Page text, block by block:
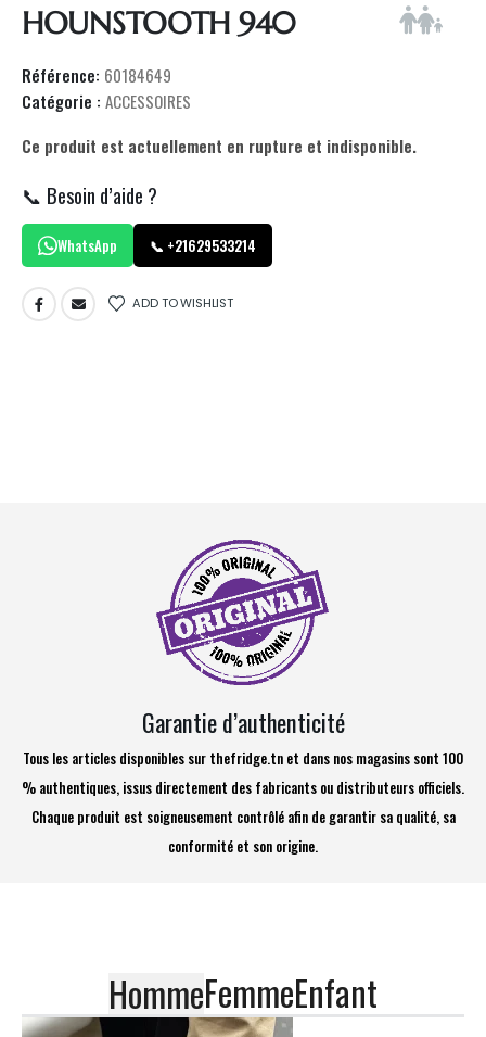
HOUNSTOOTH 940
Référence: 60184649
Catégorie : ACCESSOIRES
Ce produit est actuellement en rupture et indisponible.
📞 Besoin d’aide ?
WhatsApp 📞 +21629533214
ADD TO WISHLIST
Garantie d’authenticité
Tous les articles disponibles sur thefridge.tn et dans nos magasins sont 100
% authentiques, issus directement des fabricants ou distributeurs officiels.
Chaque produit est soigneusement contrôlé afin de garantir sa qualité, sa
conformité et son origine.
HommeFemmeEnfant